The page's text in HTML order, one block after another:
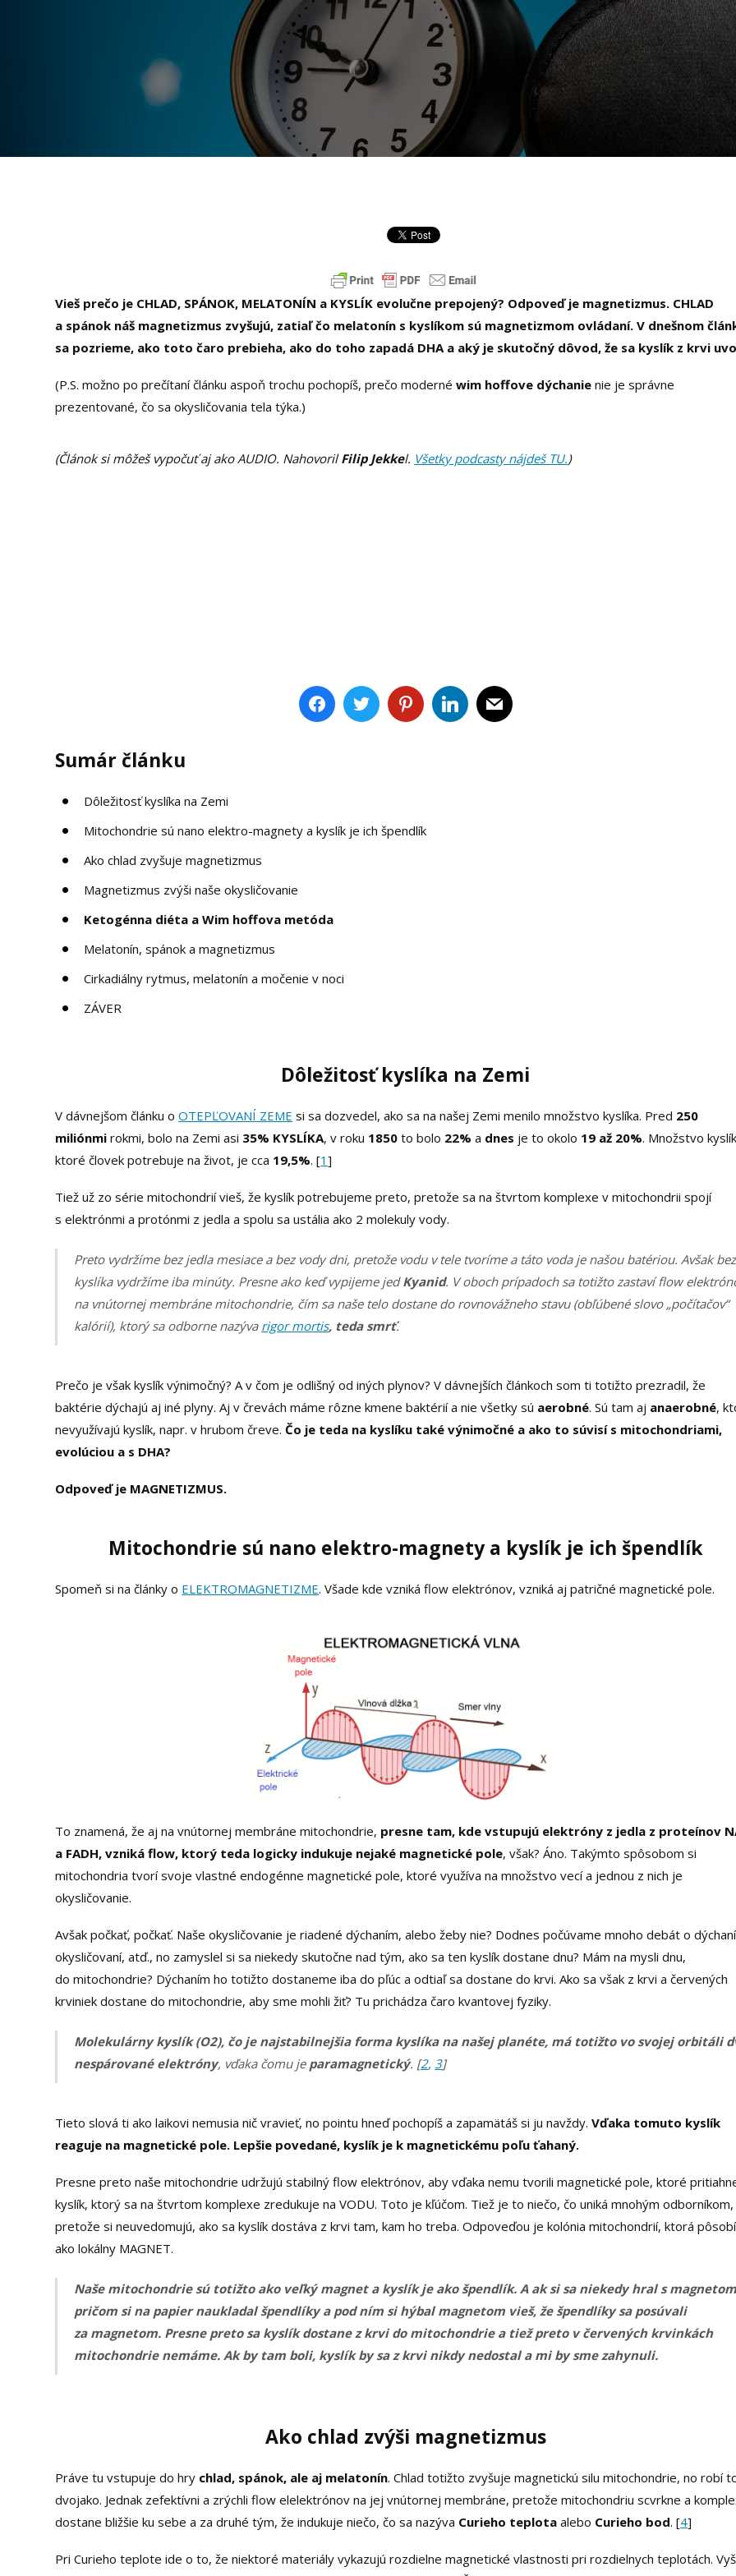
Vieš prečo je CHLAD, SPÁNOK, MELATONÍN a KYSLÍK evolučne prepojený? Odpoveď je magnetizmus. CHLAD
a spánok náš magnetizmus zvyšujú, zatiaľ čo melatonín s kyslíkom sú magnetizmom ovládaní. V dnešnom
sa pozrieme, ako toto čaro prebieha, ako do toho zapadá DHA a aký je skutočný dôvod, že sa kyslík z krvi
(P.S. možno po prečítaní článku aspoň trochu pochopíš, prečo modernéwim hoffove dýchanie nie je správne
prezentované, čo sa okysličovania tela týka.)
(Článok si môžeš vypočuť aj ako AUDIO. NahovorilFilip Jekkel. Všetky podcasty nájdeš TU.)
Sumár článku
Dôležitosť kyslíka na Zemi
Mitochondrie sú nano elektro-magnety a kyslík je ich špendlík
Ako chlad zvyšuje magnetizmus
Magnetizmus zvýši naše okysličovanie
Ketogénna diéta a Wim hoffova metóda
Melatonín, spánok a magnetizmus
Cirkadiálny rytmus, melatonín a močenie v noci
ZÁVER
Dôležitosť kyslíka na Zemi
V dávnejšom článku oOTEPĽOVANÍ ZEME si sa dozvedel, ako sa na našej Zemi menilo množstvo kyslíka. Pred 250
miliónmi rokmi, bolo na Zemi asi 35% KYSLÍKA, v roku 1850 to bolo 22% a dnes je to okolo 19 až 20%. Množstvo
ktoré človek potrebuje na život, je cca 19,5%. [1]
Tiež už zo série mitochondrií vieš, že kyslík potrebujeme preto, pretože sa na štvrtom komplexe v mitochondrii spojí
s elektrónmi a protónmi z jedla a spolu sa ustália ako 2 molekuly vody.
Preto vydržíme bez jedla mesiace a bez vody dni, pretože vodu v tele tvoríme a táto voda je našou batériou. Avšak bez
kyslíka vydržíme iba minúty. Presne ako keď vypijeme jedKyanid. V oboch prípadoch sa totižto zastaví flow
na vnútornej membráne mitochondrie, čím sa naše telo dostane do rovnovážneho stavu (obľúbené slovo „počítačov“
kalórií), ktorý sa odborne nazýva rigor mortis, teda smrť.
Prečo je však kyslík výnimočný? A v čom je odlišný od iných plynov? V dávnejších článkoch som ti totižto prezradil, že
baktérie dýchajú aj iné plyny. Aj v črevách máme rôzne kmene baktérií a nie všetky sú aerobné. Sú tam aj anaerobné,
nevyužívajú kyslík, napr. v hrubom čreve.Čo je teda na kyslíku také výnimočné a ako to súvisí s mitochondriami,
evolúciou a s DHA?
Odpoveď je MAGNETIZMUS.
Mitochondrie sú nano elektro-magnety a kyslík je ich špendlík
Spomeň si na články o ELEKTROMAGNETIZME. Všade kde vzniká flow elektrónov, vzniká aj patričné magnetické pole.
To znamená, že aj na vnútornej membráne mitochondrie, presne tam, kde vstupujú elektróny z jedla z proteínov
a FADH, vzniká flow, ktorý teda logicky indukuje nejaké magnetické pole, však? Áno. Takýmto spôsobom si
mitochondria tvorí svoje vlastné endogénne magnetické pole, ktoré využíva na množstvo vecí a jednou z nich je
okysličovanie.
Avšak počkať, počkať. Naše okysličovanie je riadené dýchaním, alebo žeby nie? Dodnes počúvame mnoho debát o
okysličovaní, atď., no zamyslel si sa niekedy skutočne nad tým, ako sa ten kyslík dostane dnu? Mám na mysli dnu,
do mitochondrie? Dýchaním ho totižto dostaneme iba do pľúc a odtiaľ sa dostane do krvi. Ako sa však z krvi a červených
krviniek dostane do mitochondrie, aby sme mohli žiť? Tu prichádza čaro kvantovej fyziky.
Molekulárny kyslík (O2), čo je najstabilnejšia forma kyslíka na našej planéte, má totižto vo svojej orbitáli
nespárované elektróny, vďaka čomu je paramagnetický. [2, 3]
Tieto slová ti ako laikovi nemusia nič vravieť, no pointu hneď pochopíš a zapamätáš si ju navždy.Vďaka tomuto kyslík
reaguje na magnetické pole. Lepšie povedané, kyslík je k magnetickému poľu ťahaný.
Presne preto naše mitochondrie udržujú stabilný flow elektrónov, aby vďaka nemu tvorili magnetické pole, ktoré
kyslík, ktorý sa na štvrtom komplexe zredukuje na VODU. Toto je kľúčom. Tiež je to niečo, čo uniká mnohým odborníkom,
pretože si neuvedomujú, ako sa kyslík dostáva z krvi tam, kam ho treba. Odpoveďou je kolónia mitochondrií, ktorá pôsobí
ako lokálny MAGNET.
Naše mitochondrie sú totižto ako veľký magnet a kyslík je ako špendlík. A ak si sa niekedy hral s
pričom si na papier naukladal špendlíky a pod ním si hýbal magnetom vieš, že špendlíky sa posúvali
za magnetom. Presne preto sa kyslík dostane z krvi do mitochondrie a tiež preto v červených krvinkách
mitochondrie nemáme. Ak by tam boli, kyslík by sa z krvi nikdy nedostal a mi by sme zahynuli.
Ako chlad zvýši magnetizmus
Práve tu vstupuje do hry chlad, spánok, ale aj melatonín. Chlad totižto zvyšuje magnetickú silu mitochondrie, no robí
dvojako. Jednak zefektívni a zrýchli flow elelektrónov na jej vnútornej membráne, pretože mitochondriu scvrkne a
dostane bližšie ku sebe a za druhé tým, že indukuje niečo, čo sa nazýva Curieho teplotaalebo Curieho bod. [4]
Pri Curieho teplote ide o to, že niektoré materiály vykazujú rozdielne magnetické vlastnosti pri rozdielnych teplotách.